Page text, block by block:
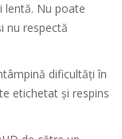
lentă. Nu poate
nu respectă
dificultăți în
etichetat și respins